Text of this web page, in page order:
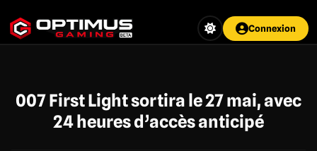
au
contenu
Connexion
007 First Light sortira le 27 mai, avec
24 heures d’accès anticipé